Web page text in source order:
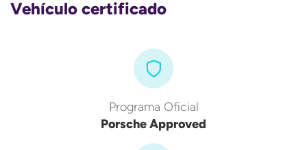
Vehículo certificado
Programa Oficial
Porsche Approved